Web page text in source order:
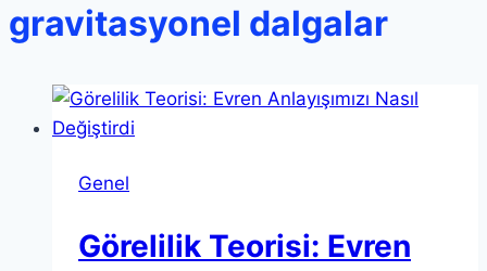
gravitasyonel dalgalar
Genel
Görelilik Teorisi: Evren